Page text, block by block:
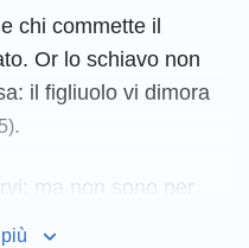
chi commette il
Or lo schiavo non
il figliuolo vi dimora
.
ma non sono per
sia venuto Lui, lo